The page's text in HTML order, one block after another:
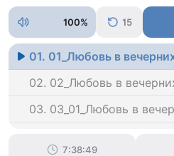
100% 15
01. 01_Любовь в
02. 02_Любовь в
03. 03_01_Любовь в
7:38:49